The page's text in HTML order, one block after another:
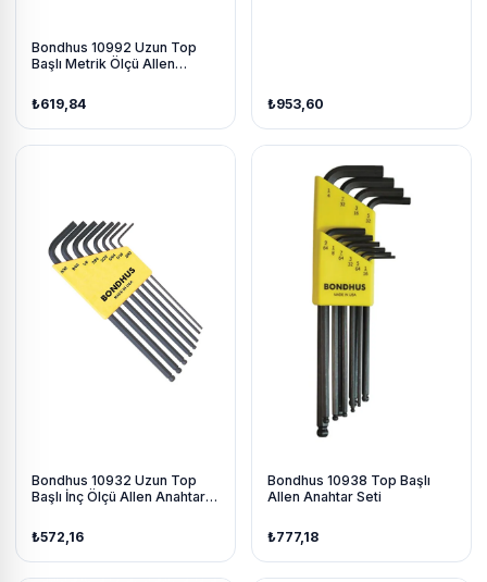
Bondhus 10992 Uzun Top
Başlı Metrik Ölçü Allen
7 Parça
₺619,84 ₺953,60
Bondhus 10932 Uzun Top
Başlı İnç Ölçü Allen Anahtar
₺572,16
Bondhus 10938 Top Başlı
Allen Anahtar Seti
₺777,18